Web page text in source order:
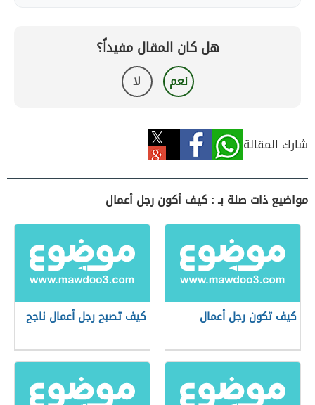
هل كان المقال مفيداً؟
نعم لا
شارك المقالة
مواضيع ذات صلة بـ : كيف أكون رجل أعمال
كيف تكون رجل أعمال كيف تصبح رجل أعمال ناجح